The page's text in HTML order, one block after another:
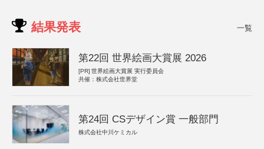
結果発表 一覧
第22回 世界絵画大賞展 2026
[PR] 世界絵画大賞展 実行委員会
共催：株式会社世界堂
第24回 CSデザイン賞 一般部門
株式会社中川ケミカル